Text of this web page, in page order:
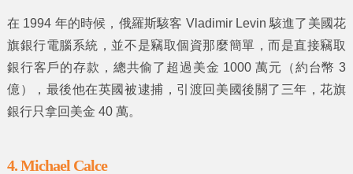
在 1994 年的時候，俄羅斯駭客 Vladimir Levin 駭進了美國花
旗銀行電腦系統，並不是竊取個資那麼簡單，而是直接竊取
銀行客戶的存款，總共偷了超過美金 1000 萬元（約台幣 3
億），最後他在英國被逮捕，引渡回美國後關了三年，花旗
銀行只拿回美金 40 萬。
4. Michael Calce